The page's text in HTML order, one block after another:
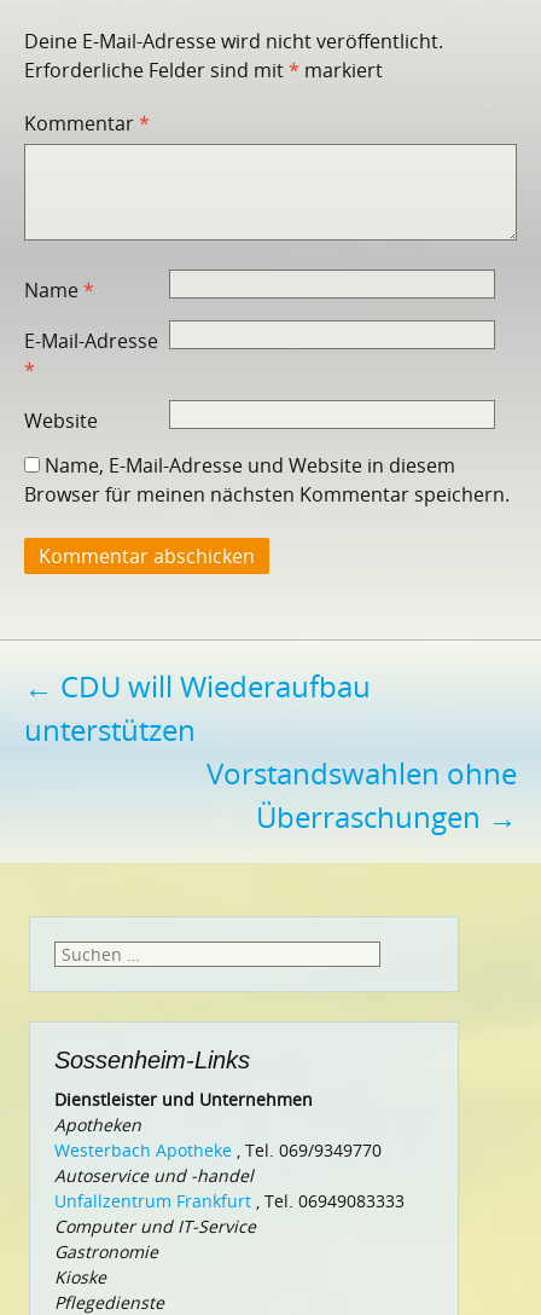
Deine E-Mail-Adresse wird nicht veröffentlicht.
Erforderliche Felder sind mit* markiert
Kommentar*
Name*
E-Mail-Adresse
*
Website
Name, E-Mail-Adresse und Website in diesem
Browser für meinen nächsten Kommentar speichern.
Beitragsnavigation
← CDU will Wiederaufbau
unterstützen
Vorstandswahlen ohne
Überraschungen →
Suchen
Sossenheim-Links
Dienstleister und Unternehmen
Apotheken
Westerbach Apotheke , Tel. 069/9349770
Autoservice und -handel
Unfallzentrum Frankfurt , Tel. 06949083333
Computer und IT-Service
Gastronomie
Kioske
Pflegedienste